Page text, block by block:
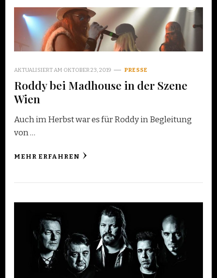
AKTUALISIERT AM OKTOBER 23, 2019 PRESSE
Roddy bei Madhouse in der Szene
Wien
Auch im Herbst war es für Roddy in Begleitung
von …
MEHR ERFAHREN